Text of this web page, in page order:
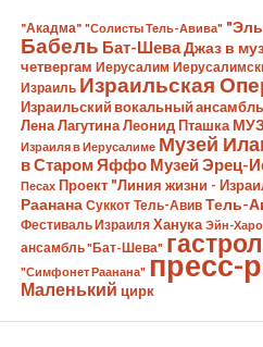
"Акадма" "Солисты Тель-Авива"
Бабель Бат-ШеваДжаз в
четвергам Иерусалим
Израиль Израильская
Израильский вокальный ансамбль
Лена Лагутина Леонид Пташка
Израиля в Иерусалиме Музей
в Старом Яффо Музей Эрец-
Песах Проект "Линия жизни -
Раанана Суккот Тель-Авив Тель-
Фестиваль Израиля Ханука Эйн-
ансамбль "Бат-Шева"
"Симфонет Раанана" пресс-
Маленький цирк